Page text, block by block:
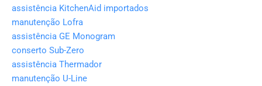
assistência KitchenAid importados
manutenção Lofra
assistência GE Monogram
conserto Sub-Zero
assistência Thermador
manutenção U-Line